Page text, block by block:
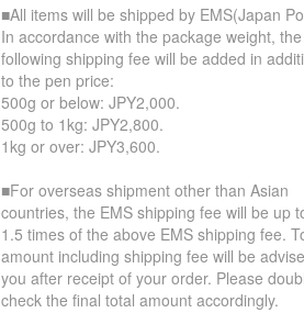
■All items will be shipped by EMS(Japan
In accordance with the package weight, the
following shipping fee will be added in
to the pen price:
500g or below: JPY2,000.
500g to 1kg: JPY2,800.
1kg or over: JPY3,600.
■For overseas shipment other than Asian
countries, the EMS shipping fee will be up
1.5 times of the above EMS shipping fee.
amount including shipping fee will be
you after receipt of your order. Please
check the final total amount accordingly.